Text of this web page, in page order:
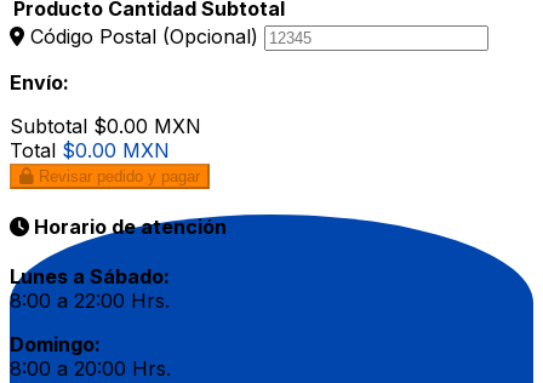
Producto Cantidad Subtotal
Código Postal (Opcional)
Envío:
Subtotal $0.00 MXN
Total $0.00 MXN
Revisar pedido y pagar
Horario de atención
Lunes a Sábado:
8:00 a 22:00 Hrs.
Domingo:
8:00 a 20:00 Hrs.